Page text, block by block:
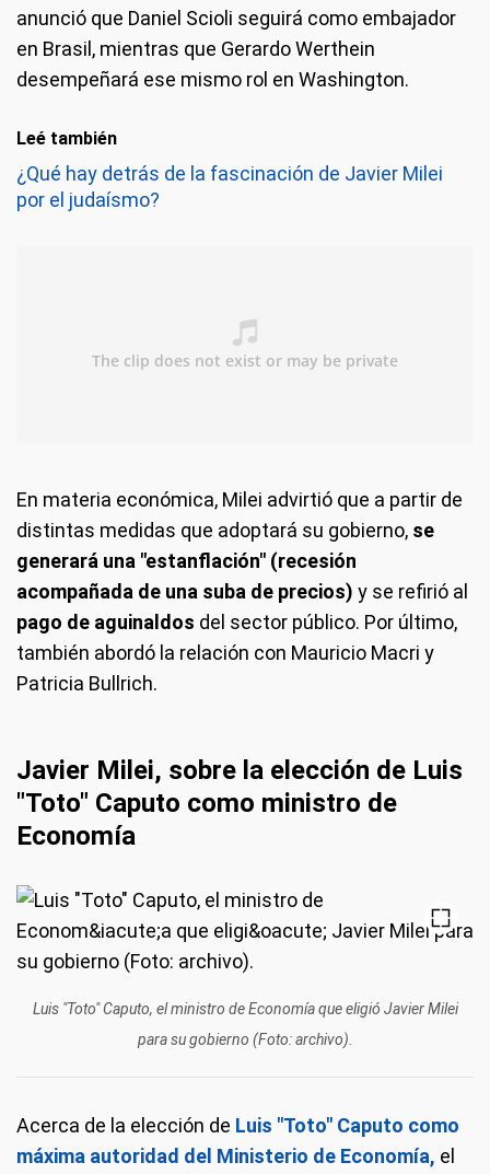
anunció que Daniel Scioli seguirá como embajador
en Brasil, mientras que Gerardo Werthein
desempeñará ese mismo rol en Washington.
Leé también
¿Qué hay detrás de la fascinación de Javier Milei
por el judaísmo?
En materia económica, Milei advirtió que a partir de
distintas medidas que adoptará su gobierno, se
generará una "estanflación" (recesión
acompañada de una suba de precios) y se refirió al
pago de aguinaldos del sector público. Por último,
también abordó la relación con Mauricio Macri y
Patricia Bullrich.
Javier Milei, sobre la elección de Luis
"Toto" Caputo como ministro de
Economía
Luis "Toto" Caputo, el ministro de Economía que eligió Javier Milei
para su gobierno (Foto: archivo).
Acerca de la elección de Luis "Toto" Caputo como
máxima autoridad del Ministerio de Economía, el